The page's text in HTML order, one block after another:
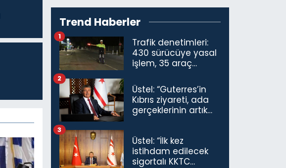
Trend Haberler
Trafik denetimleri:
430 sürücüye yasal
işlem, 35 araç
1
Üstel: “Guterres’in
Kıbrıs ziyareti, ada
gerçeklerinin artık
göstermiştir”
2
Üstel: “İlk kez
istihdam edilecek
sigortalı KKTC
3